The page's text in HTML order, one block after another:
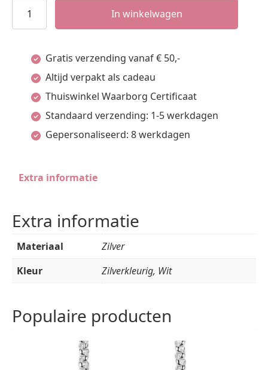
oorhangers
barok
franse
haak
aantal
In winkelwagen
Gratis verzending vanaf € 50,-
Altijd verpakt als cadeau
Thuiswinkel Waarborg Certificaat
Standaard verzending: 1-5 werkdagen
Gepersonaliseerd: 8 werkdagen
Extra informatie
Extra informatie
Materiaal
Zilver
Kleur
Zilverkleurig, Wit
Populaire producten